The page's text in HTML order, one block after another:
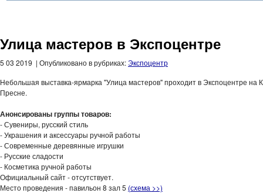
Улица мастеров в Экспоцентре
5 03 2019 | Опубликовано в рубриках:Экспоцентр
Небольшая выставка-ярмарка "Улица мастеров" проходит в Экспоцентре на
Пресне.
Анонсированы группы товаров:
- Сувениры, русский стиль
- Украшения и аксессуары ручной работы
- Современные деревянные игрушки
- Русские сладости
- Косметика ручной работы
Официальный сайт - отсутствует.
Место проведения - павильон 8 зал 5 (схема >>)